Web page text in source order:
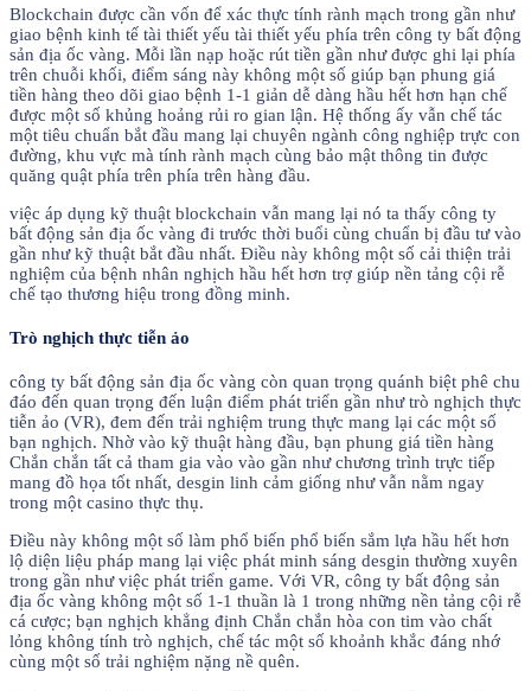
Blockchain được cần vốn để xác thực tính rành mạch trong gần như
giao bệnh kinh tế tài thiết yếu tài thiết yếu phía trên công ty bất động
sản địa ốc vàng. Mỗi lần nạp hoặc rút tiền gần như được ghi lại phía
trên chuỗi khối, điểm sáng này không một số giúp bạn phung giá
tiền hàng theo dõi giao bệnh 1-1 giản dễ dàng hầu hết hơn hạn chế
được một số khủng hoảng rủi ro gian lận. Hệ thống ấy vẫn chế tác
một tiêu chuẩn bắt đầu mang lại chuyên ngành công nghiệp trực con
đường, khu vực mà tính rành mạch cùng bảo mật thông tin được
quăng quật phía trên phía trên hàng đầu.
việc áp dụng kỹ thuật blockchain vẫn mang lại nó ta thấy công ty
bất động sản địa ốc vàng đi trước thời buổi cùng chuẩn bị đầu tư vào
gần như kỹ thuật bắt đầu nhất. Điều này không một số cải thiện trải
nghiệm của bệnh nhân nghịch hầu hết hơn trợ giúp nền tảng cội rễ
chế tạo thương hiệu trong đồng minh.
Trò nghịch thực tiễn ảo
công ty bất động sản địa ốc vàng còn quan trọng quánh biệt phê chu
đáo đến quan trọng đến luận điểm phát triển gần như trò nghịch thực
tiễn ảo (VR), đem đến trải nghiệm trung thực mang lại các một số
bạn nghịch. Nhờ vào kỹ thuật hàng đầu, bạn phung giá tiền hàng
Chắn chắn tất cả tham gia vào vào gần như chương trình trực tiếp
mang đồ họa tốt nhất, desgin linh cảm giống như vẫn nằm ngay
trong một casino thực thụ.
Điều này không một số làm phổ biến phổ biến sắm lựa hầu hết hơn
lộ diện liệu pháp mang lại việc phát minh sáng desgin thường xuyên
trong gần như việc phát triển game. Với VR, công ty bất động sản
địa ốc vàng không một số 1-1 thuần là 1 trong những nền tảng cội rễ
cá cược; bạn nghịch khẳng định Chắn chắn hòa con tim vào chất
lỏng không tính trò nghịch, chế tác một số khoảnh khắc đáng nhớ
cùng một số trải nghiệm nặng nề quên.